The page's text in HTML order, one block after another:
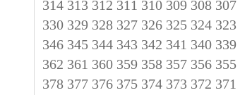
307
308
309
310
311
312
313
314
323
324
325
326
327
328
329
330
339
340
341
342
343
344
345
346
355
356
357
358
359
360
361
362
371
372
373
374
375
376
377
378